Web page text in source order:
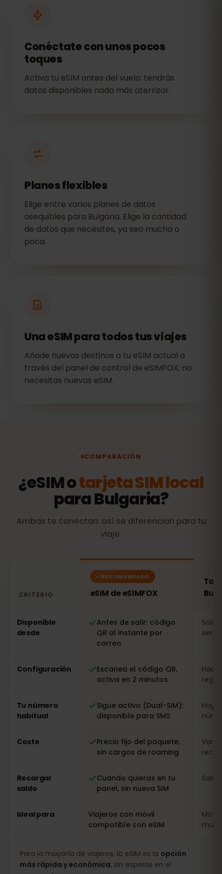
Conéctate con unos pocos
toques
Activa tu eSIM antes del vuelo: tendrás
datos disponibles nada más aterrizar.
Planes flexibles
Elige entre varios planes de datos
asequibles para Bulgaria. Elige la cantidad
de datos que necesites, ya sea mucha o
poca.
Una eSIM para todos tus viajes
Añade nuevos destinos a tu eSIM actual a
través del panel de control de eSIMFOX; no
necesitas nuevas eSIM.
COMPARACIÓN
¿eSIM otarjeta SIM local
para Bulgaria?
Ambas te conectan: así se diferencian para tu
viaje.
CRITERIO
RECOMENDADO
eSIM de eSIMFOX
Disponible
desde
Antes de salir: código
QR al instante por
correo
Solo
Configuración
Escanea el código QR,
activa en 2 minutos
Tu número
habitual
Sigue activo (Dual-SIM):
disponible para SMS
Hay
Coste
Precio fijo del paquete,
sin cargos de roaming
Recargar
saldo
Cuando quieras en tu
panel, sin nueva SIM
Solo
Ideal para
Viajeros con móvil
compatible con eSIM
muy
Para la mayoría de viajeros, la eSIM es la opción
más rápida y económica, sin esperas en el